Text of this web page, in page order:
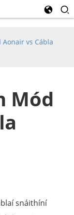
vs Cábla
Mód
snáithíní